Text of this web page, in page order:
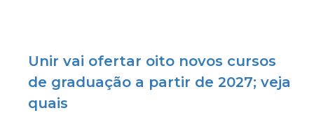
Unir vai ofertar oito novos cursos
de graduação a partir de 2027; veja
quais